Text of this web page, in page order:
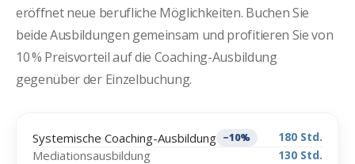
eröffnet neue berufliche Möglichkeiten. Buchen Sie
beide Ausbildungen gemeinsam und profitieren Sie von
10 % Preisvorteil auf die Coaching-Ausbildung
gegenüber der Einzelbuchung.
Systemische Coaching-Ausbildung −10% 180 Std.
Mediationsausbildung 130 Std.